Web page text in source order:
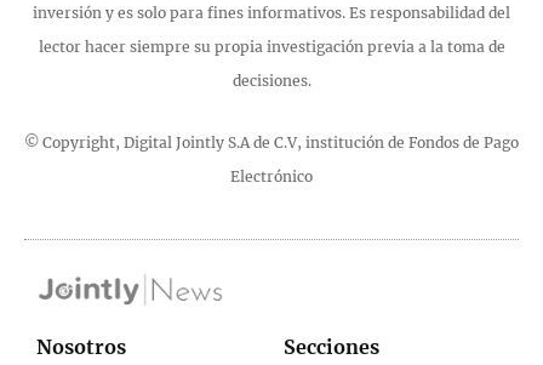
inversión y es solo para fines informativos. Es responsabilidad del
lector hacer siempre su propia investigación previa a la toma de
decisiones.
© Copyright, Digital Jointly S.A de C.V, institución de Fondos de Pago
Electrónico
Nosotros Secciones